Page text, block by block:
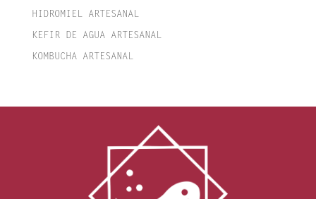
HIDROMIEL ARTESANAL
KEFIR DE AGUA ARTESANAL
KOMBUCHA ARTESANAL